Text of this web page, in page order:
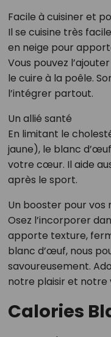
Facile à cuisiner et
Il se cuisine très
en neige pour
Vous pouvez
le cuire à la poêle.
l’intégrer partout.
Un allié santé
En limitant le
jaune), le blanc
votre cœur. Il aide
après le sport.
Un booster pour vos
Osez l’incorporer
apporte texture,
blanc d’œuf, nous
savoureusement.
notre plaisir et notre
Calories